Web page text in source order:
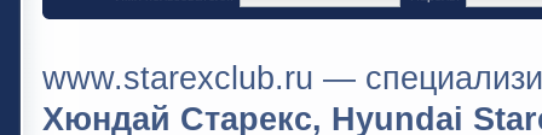
www.starexclub.ru —
Хюндай Старекс, Hyundai